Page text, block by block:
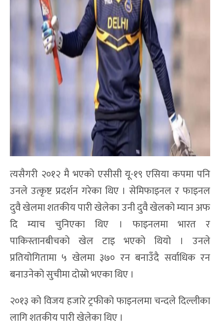
त्यसैगरी २०१२ मै भएको एसीसी यू-१९ एसिया कपमा पनि
उनले उत्कृष्ट प्रदर्शन गरेका थिए । सेमिफाइनल र फाइनल
दुवै खेलमा शतकीय पारी खेलेका उनी दुवै खेलको म्यान अफ
दि म्याच चुनिएका थिए । फाइनलमा भारत र
पाकिस्तानबीचको खेल टाइ भएको थियो । उनले
प्रतियोगितामा ५ खेलमा ३७० रन बनाउँदै सर्वाधिक रन
बनाउनेको सुचीमा दोस्रो भएका थिए ।
२०१३ को विजय हजारे ट्रफीको फाइनलमा चन्दले दिल्लीका
लागि शतकीय पारी खेलेका थिए ।